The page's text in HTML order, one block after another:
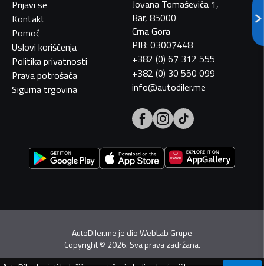
Prijavi se
Kontakt
Pomoć
Uslovi korišćenja
Politika privatnosti
Prava potrošača
Sigurna trgovina
Jovana Tomaševića 1,
Bar, 85000
Crna Gora
PIB: 03007448
+382 (0) 67 312 555
+382 (0) 30 550 099
info@autodiler.me
AutoDiler.me je dioWebLab Grupe
Copyright© 2026. Sva prava zadržana.